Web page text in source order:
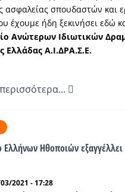
ασφαλείας σπουδαστών και
έχουμε ήδη ξεκινήσει εδώ
Ανώτερων Ιδιωτικών
Ελλάδας Α.Ι.ΔΡΑ.Σ.Ε.
Ελλήνων Ηθοποιών εξαγγέλλει
2021 - 17:28